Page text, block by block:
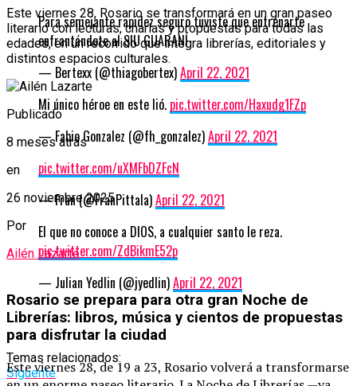
Para semejante rapidez seguro tuviste que entrenarte
enfrantándote al SIU GUARANÍ
— Bertexx (@thiagobertex)April 22, 2021
Mi único héroe en este lió. pic.twitter.com/Haxudg1FZp
— Fabio Gonzalez (@fh_gonzalez)April 22, 2021
pic.twitter.com/uXMFbDZFcN
— Fran (@FranPittala)April 22, 2021
El que no conoce a DIOS, a cualquier santo le reza.
pic.twitter.com/ZdBikmE52p
— Julian Yedlin (@jyedlin)April 22, 2021
Temas relacionados:
Siguente
Este viernes 28, Rosario se transformará en un gran paseo
literario con lecturas, charlas y propuestas para todas las
edades, en un recorrido que integra librerías, editoriales y
distintos espacios culturales.
Publicado
8 meses atrás
en
26 noviembre 2025
Por
Ailén Lazarte
Rosario se prepara para otra gran Noche de
Librerías: libros, música y cientos de propuestas
para disfrutar la ciudad
Este viernes 28, de 19 a 23, Rosario volverá a transformarse